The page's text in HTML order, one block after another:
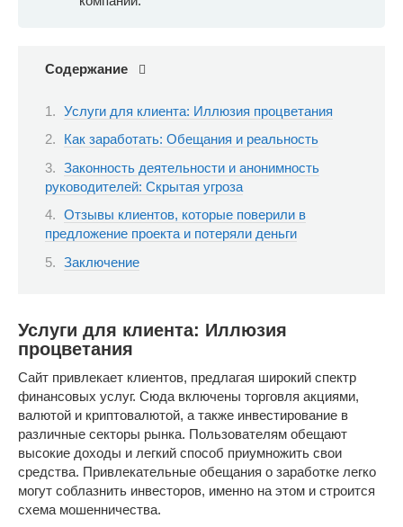
Содержание
Услуги для клиента: Иллюзия процветания
Как заработать: Обещания и реальность
Законность деятельности и анонимность
руководителей: Скрытая угроза
Отзывы клиентов, которые поверили в
предложение проекта и потеряли деньги
Заключение
Услуги для клиента: Иллюзия
процветания
Сайт привлекает клиентов, предлагая широкий спектр
финансовых услуг. Сюда включены торговля акциями,
валютой и криптовалютой, а также инвестирование в
различные секторы рынка. Пользователям обещают
высокие доходы и легкий способ приумножить свои
средства. Привлекательные обещания о заработке легко
могут соблазнить инвесторов, именно на этом и строится
схема мошенничества.